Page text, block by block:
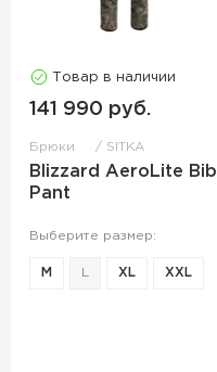
Товар в наличии
141 990 руб.
Брюки SITKA
Blizzard AeroLite Bib
Pant
Выберите размер:
M XL XXL